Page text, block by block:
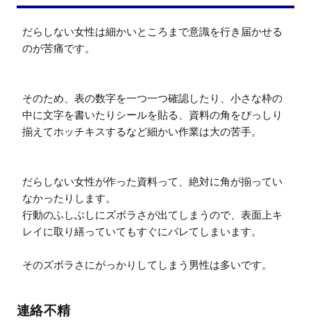
だらしない女性は細かいところまで意識を行き届かせる
のが苦痛です。
そのため、表の数字を一つ一つ確認したり、小さな枠の
中に文字を書いたりシールを貼る、資料の角をぴっしり
揃えてホッチキスするなど細かい作業は大の苦手。
だらしない女性が作った資料って、絶対に角が揃ってい
なかったりします。
行動のふしぶしにズボラさが出てしまうので、表面上キ
レイに取り繕っていてもすぐにバレてしまいます。
そのズボラさにがっかりしてしまう男性は多いです。
連絡不精